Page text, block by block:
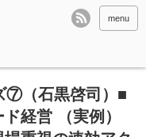
menu
⑦（石黒啓司）■
経営 （実例）